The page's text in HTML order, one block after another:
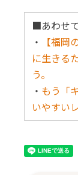
■あわせ
・
【福
に生きる
う。
・ もう「
いやすい